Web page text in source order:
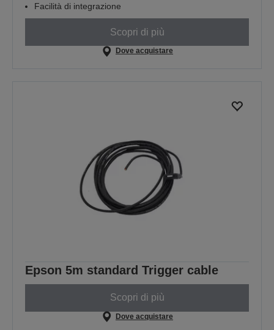
Facilità di integrazione
Scopri di più
Dove acquistare
Epson 5m standard Trigger cable
Scopri di più
Dove acquistare